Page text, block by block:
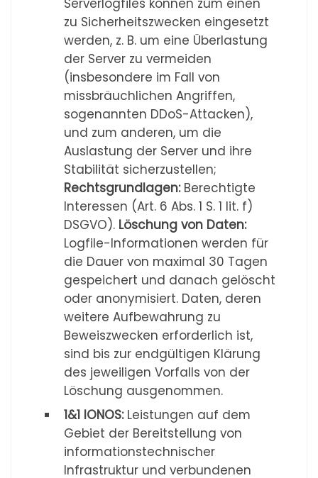
zu Sicherheitszwecken eingesetzt
werden, z. B. um eine Überlastung
der Server zu vermeiden
(insbesondere im Fall von
missbräuchlichen Angriffen,
sogenannten DDoS-Attacken),
und zum anderen, um die
Auslastung der Server und ihre
Stabilität sicherzustellen;
Rechtsgrundlagen:Berechtigte
Interessen (Art. 6 Abs. 1 S. 1 lit. f)
DSGVO). Löschung von Daten:
Logfile-Informationen werden für
die Dauer von maximal 30 Tagen
gespeichert und danach gelöscht
oder anonymisiert. Daten, deren
weitere Aufbewahrung zu
Beweiszwecken erforderlich ist,
sind bis zur endgültigen Klärung
des jeweiligen Vorfalls von der
Löschung ausgenommen.
1&1 IONOS: Leistungen auf dem
Gebiet der Bereitstellung von
informationstechnischer
Infrastruktur und verbundenen